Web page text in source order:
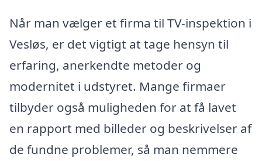
Når man vælger et firma til TV-inspektion i
Vesløs, er det vigtigt at tage hensyn til
erfaring, anerkendte metoder og
modernitet i udstyret. Mange firmaer
tilbyder også muligheden for at få lavet
en rapport med billeder og beskrivelser af
de fundne problemer, så man nemmere